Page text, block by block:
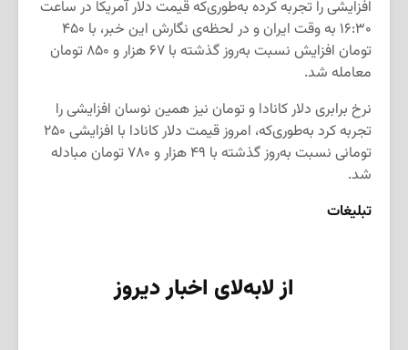
افزایشی را تجربه کرده به‌طوری‌که قیمت دلار آمریکا در ساعت
۱۶:۳۰ به وقت ایران و در لحظه‌ی نگارش این خبر، با ۴۵۰
تومان افزایش نسبت به‌روز گذشته با ۶۷ هزار و ۸۵۰ تومان
معامله شد.
نرخ برابری دلار کانادا و تومان نیز همین نوسان افزایشی را
تجربه کرد به‌طوری‌که، امروز قیمت دلار کانادا با افزایشی ۲۵۰
تومانی نسبت به‌روز گذشته با ۴۹ هزار و ۷۸۰ تومان مبادله
شد.
تبلیغات
از لابه‌لای اخبار دیروز